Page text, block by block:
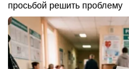
просьбой решить проблему